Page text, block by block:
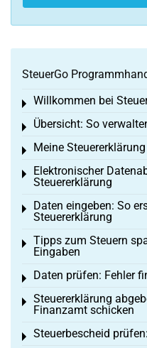
SteuerGo
Willkommen bei
Toggle menu
Übersicht: So
Toggle menu
Meine Steuererklärung
Toggle menu
Elektronischer
Steuererklärung
Toggle menu
Daten eingeben: So
Steuererklärung
Toggle menu
Tipps zum Steuern
Eingaben
Toggle menu
Daten prüfen: Fehler
Toggle menu
Steuererklärung
Finanzamt schicken
Toggle menu
Steuerbescheid
Toggle menu